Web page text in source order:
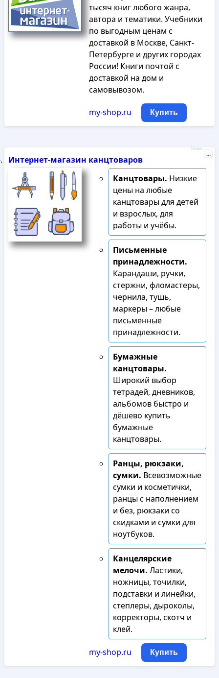
тысяч книг любого жанра,
автора и тематики. Учебники
по выгодным ценам с
доставкой в Москве, Санкт-
Петербурге и других городах
России! Книги почтой с
доставкой на дом и
самовывозом.
my-shop.ru Купить
Интернет-магазин канцтоваров
Канцтовары. Низкие
цены на любые
канцтовары для детей
и взрослых, для
работы и учёбы.
Письменные
принадлежности.
Карандаши, ручки,
стержни, фломастеры,
чернила, тушь,
маркеры – любые
письменные
принадлежности.
Бумажные
канцтовары.
Широкий выбор
тетрадей, дневников,
альбомов быстро и
дёшево купить
бумажные
канцтовары.
Ранцы, рюкзаки,
сумки. Всевозможные
сумки и косметички,
ранцы с наполнением
и без, рюкзаки со
скидками и сумки для
ноутбуков.
Канцелярские
мелочи. Ластики,
ножницы, точилки,
подставки и линейки,
степлеры, дыроколы,
корректоры, скотч и
клей.
my-shop.ru Купить
Реклама
...